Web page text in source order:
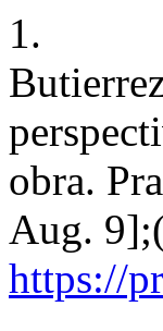
1.
obra.
Aug.
https://